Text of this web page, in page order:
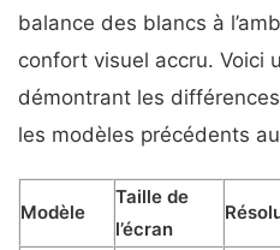
balance des blancs à
confort visuel accru. Voici
démontrant les
les modèles précédents
Modèle
Taille de
l’écran